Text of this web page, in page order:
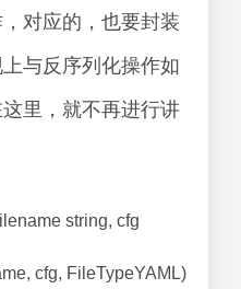
对应的，也要封装
与反序列化操作如
里，就不再进行讲
string, cfg
cfg, FileTypeYAML)